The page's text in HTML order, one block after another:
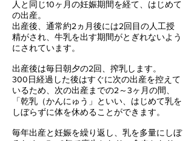
人と同じ10ヶ月の妊娠期間を経て、はじめて
の出産。
出産後、通常約2ヵ月後には2回目の人工授
精がされ、牛乳を出す期間がとぎれないよう
にされています。
出産後は毎日朝夕の2回、搾乳します。
300日経過した後はすぐに次の出産を控えて
いるため、次の出産までの2～3ヶ月の間、
「乾乳（かんにゅう」といい、はじめて乳を
しぼらずに体を休めることができます。
毎年出産と妊娠を繰り返し、乳を多量にしぼ